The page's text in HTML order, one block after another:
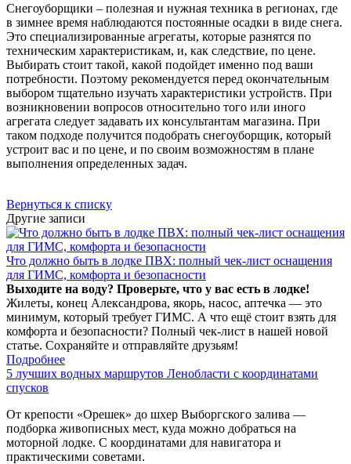
Снегоуборщики – полезная и нужная техника в регионах, где
в зимнее время наблюдаются постоянные осадки в виде снега.
Это специализированные агрегаты, которые разнятся по
техническим характеристикам, и, как следствие, по цене.
Выбирать стоит такой, какой подойдет именно под ваши
потребности. Поэтому рекомендуется перед окончательным
выбором тщательно изучать характеристики устройств. При
возникновении вопросов относительно того или иного
агрегата следует задавать их консультантам магазина. При
таком подходе получится подобрать снегоуборщик, который
устроит вас и по цене, и по своим возможностям в плане
выполнения определенных задач.
Вернуться к списку
Другие записи
Что должно быть в лодке ПВХ: полный чек-лист оснащения
для ГИМС, комфорта и безопасности
Выходите на воду? Проверьте, что у вас есть в лодке!
Жилеты, конец Александрова, якорь, насос, аптечка — это
минимум, который требует ГИМС. А что ещё стоит взять для
комфорта и безопасности? Полный чек-лист в нашей новой
статье. Сохраняйте и отправляйте друзьям!
Подробнее
5 лучших водных маршрутов Ленобласти с координатами
спусков
От крепости «Орешек» до шхер Выборгского залива —
подборка живописных мест, куда можно добраться на
моторной лодке. С координатами для навигатора и
практическими советами.